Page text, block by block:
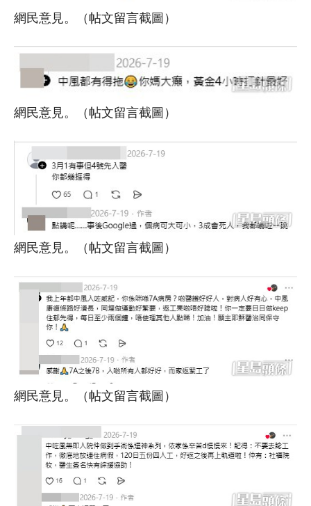
網民意見。（帖文留言截圖）
網民意見。（帖文留言截圖）
網民意見。（帖文留言截圖）
網民意見。（帖文留言截圖）